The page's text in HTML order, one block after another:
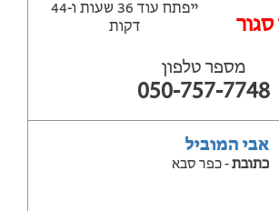
ייפתח עוד 36 שעות ‫ו-44
דקות
מספר טלפון
050-757-7748
אבי המוביל
כתובת- כפר סבא